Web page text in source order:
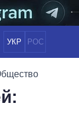
УКР РОС